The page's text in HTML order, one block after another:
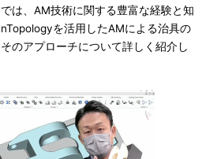
は、AM技術に関する豊富な経験と知
を活用したAMによる治具の
のアプローチについて詳しく紹介し